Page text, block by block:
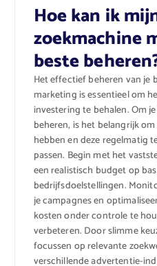
Hoe kan ik
zoekmachine
beste
Het effectief beheren van je
marketing is essentieel om
investering te behalen. Om
beheren, is het belangrijk
hebben en deze regelmatig
passen. Begin met het
een realistisch budget op
bedrijfsdoelstellingen.
je campagnes en
kosten onder controle te
verbeteren. Door slimme
focussen op relevante
verschillende advertentie-